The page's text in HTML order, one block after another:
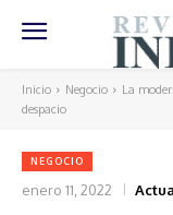
Inicio Negocio
La
despacio
NEGOCIO
enero 11, 2022